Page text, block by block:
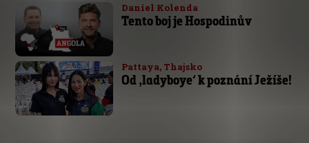
Daniel Kolenda
Tento boj je Hospodinův
Pattaya, Thajsko
Od ‚ladyboye‘ k poznání Ježíše!